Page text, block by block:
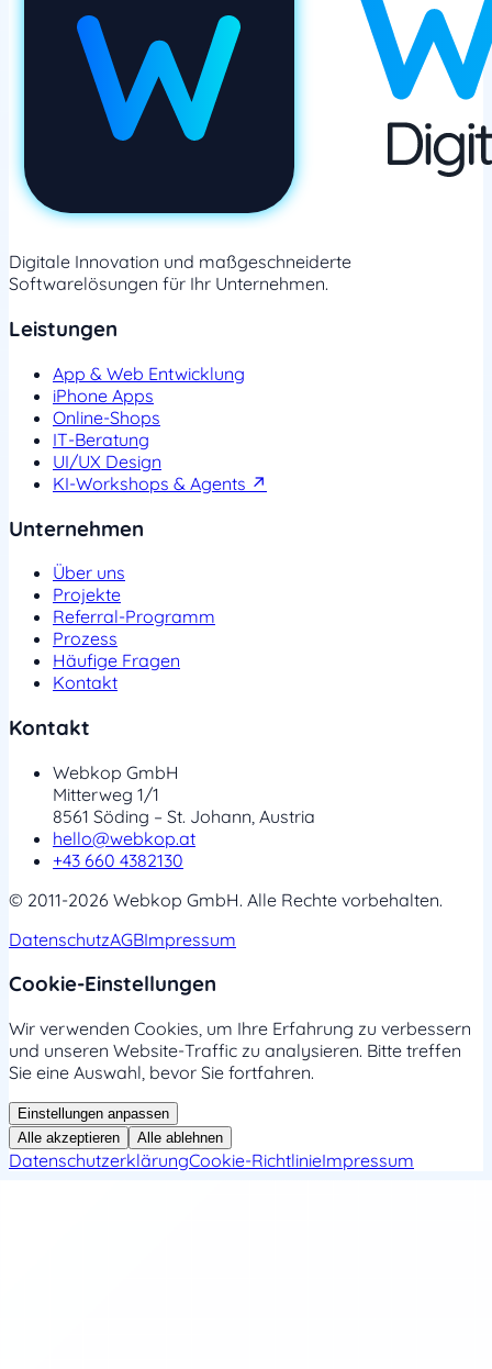
Digitale Innovation und maßgeschneiderte
Softwarelösungen für Ihr Unternehmen.
Leistungen
App & Web Entwicklung
iPhone Apps
Online-Shops
IT-Beratung
UI/UX Design
KI-Workshops & Agents ↗
Unternehmen
Über uns
Projekte
Referral-Programm
Prozess
Häufige Fragen
Kontakt
Kontakt
Webkop GmbH
Mitterweg 1/1
8561 Söding – St. Johann, Austria
hello@webkop.at
+43 660 4382130
© 2011-2026 Webkop GmbH. Alle Rechte vorbehalten.
DatenschutzAGBImpressum
Cookie-Einstellungen
Wir verwenden Cookies, um Ihre Erfahrung zu verbessern
und unseren Website-Traffic zu analysieren. Bitte treffen
Sie eine Auswahl, bevor Sie fortfahren.
Einstellungen anpassen
Alle akzeptieren
Alle ablehnen
DatenschutzerklärungCookie-RichtlinieImpressum